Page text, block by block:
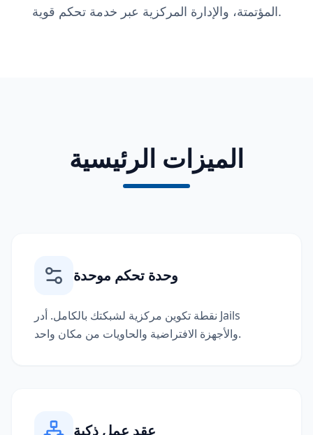
المؤتمتة، والإدارة المركزية عبر خدمة تحكم قوية.
الميزات الرئيسية
وحدة تحكم موحدة
نقطة تكوين مركزية لشبكتك بالكامل. أدر Jails
والأجهزة الافتراضية والحاويات من مكان واحد.
عقد عمل ذكية